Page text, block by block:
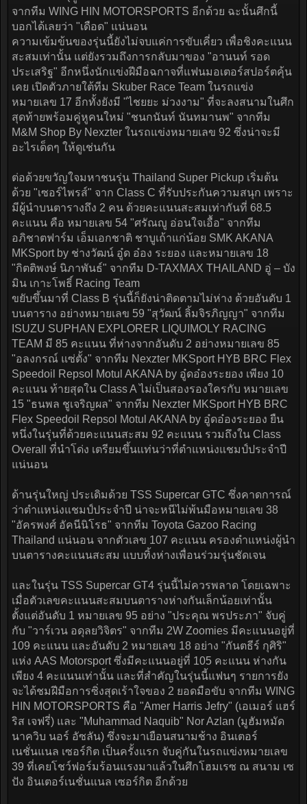
จากทีม WING HIN MOTORSPORTS อีกด้วย ฉะนั้นศึกนี้
บอกได้เลยว่า "เดือด" แน่นอน
ความเข้มข้นของรุ่นนี้ยังไม่จบแค่การขับเคี่ยว เพื่อชิงคะแนน
สะสมเท่านั้น แต่ยังรวมถึงการกลับมาของ "อานนท์ รอด
ประเสริฐ" อีกหนึ่งนักแข่งฝีมือฉกาจที่แฟนมอเตอร์สปอร์ตคุ้น
เคย เปิดตัวภายใต้ทีม Skuber Race Team ในรถแข่ง
หมายเลข 17 อีกทั้งยังมี "ไชยยะ ม่วงงาม" ที่จะลงสนามในศึก
สุดท้ายพร้อมคู่หูคนใหม่ "ชนกนันท์ นันทมานพ" จากทีม
M&M Shop By Nexzter ในรถแข่งหมายเลข 92 ซึ่งน่าจะมี
อะไรเด็ดๆ ให้ดูเช่นกัน
ต่อด้วยขวัญใจมหาชนรุ่น Thailand Super Pickup เริ่มต้น
ด้วย "เซอร์ไพรส์" จาก Class C ที่รับประกันความสนุก เพราะ
มีผู้นำบนตารางถึง 2 คน ด้วยคะแนนสะสมเท่ากันที่ 68.5
คะแนน คือ หมายเลข 54 "ศรัณญู อ่อนใจเอื้อ" จากทีม
อภิชาตฟาร์ม เอ็มเอกชาติ ชาบูเถ้าแก่น้อย SMK AKANA
MKSport by ช่างวัฒน์ อู๋ด อ๋อง ระยอง และหมายเลข 18
"กิตติพงษ์ นิภาพันธ์" จากทีม D-TAXMAX THAILAND อู่ – บัง
มิน เกาะโพธิ์ Racing Team
ขยับขึ้นมาที่ Class B รุ่นนี้ก็ยังน่าติดตามไม่ห่าง ด้วยอันดับ 1
บนตาราง อย่างหมายเลข 59 "สุวัฒน์ ลิ้มจิรภิญญา" จากทีม
ISUZU SUPHAN EXPLORER LIQUIMOLY RACING
TEAM มี 85 คะแนน ที่ห่างจากอันดับ 2 อย่างหมายเลข 85
"อลงกรณ์ แซ่ตั้ง" จากทีม Nexzter MKSport HYB BRC Flex
Speedoil Repsol Motul AKANA by อู๋ดอ๋องระยอง เพียง 10
คะแนน ท้ายสุดใน Class A ไม่เป็นสองรองใครกับ หมายเลข
15 "ธนพล ชูเจริญผล" จากทีม Nexzter MKSport HYB BRC
Flex Speedoil Repsol Motul AKANA by อู๋ดอ๋องระยอง ยืน
หนึ่งในรุ่นที่ด้วยคะแนนสะสม 92 คะแนน รวมถึงใน Class
Overall ที่นำโด่ง เตรียมขึ้นแท่นว่าที่ตำแหน่งแชมป์ประจำปี
แน่นอน
ด้านรุ่นใหญ่ ประเดิมด้วย TSS Supercar GTC ซึ่งคาดการณ์
ว่าตำแหน่งแชมป์ประจำปี น่าจะหนีไม่พ้นมือหมายเลข 38
"อัครพงศ์ อัคนีนิโรธ" จากทีม Toyota Gazoo Racing
Thailand แน่นอน จากตัวเลข 107 คะแนน ครองตำแหน่งผู้นำ
บนตารางคะแนนสะสม แบบทิ้งห่างเพื่อนร่วมรุ่นชัดเจน
และในรุ่น TSS Supercar GT4 รุ่นนี้ไม่ควรพลาด โดยเฉพาะ
เมื่อตัวเลขคะแนนสะสมบนตารางห่างกันเล็กน้อยเท่านั้น
ตั้งแต่อันดับ 1 หมายเลข 95 อย่าง "ประคุณ พรประภา" จับคู่
กับ "วาร์เวน อดุลยวิจิตร" จากทีม 2W Zoomies มีคะแนนอยู่ที่
109 คะแนน และอันดับ 2 หมายเลข 18 อย่าง "กันตธีร์ กุศิริ"
แห่ง AAS Motorsport ซึ่งมีคะแนนอยู่ที่ 105 คะแนน ห่างกัน
เพียง 4 คะแนนเท่านั้น และที่สำคัญในรุ่นนี้แฟนๆ รายการยัง
จะได้ชมฝีมือการซิ่งสุดเร้าใจของ 2 ยอดมือขับ จากทีม WING
HIN MOTORSPORTS คือ "Amer Harris Jefry" (เอเมอร์ แฮร์
ริส เจฟรี่) และ "Muhammad Naquib" Nor Azlan (มูฮัมหมัด
นาควิบ นอร์ อัซลัน) ซึ่งจะมาเยือนสนามช้าง อินเตอร์
เนชั่นแนล เซอร์กิต เป็นครั้งแรก จับคู่กันในรถแข่งหมายเลข
39 ที่เคยโชว์ฟอร์มร้อนแรงมาแล้วในศึกโฮมเรซ ณ สนาม เซ
ปัง อินเตอร์เนชั่นแนล เซอร์กิต อีกด้วย